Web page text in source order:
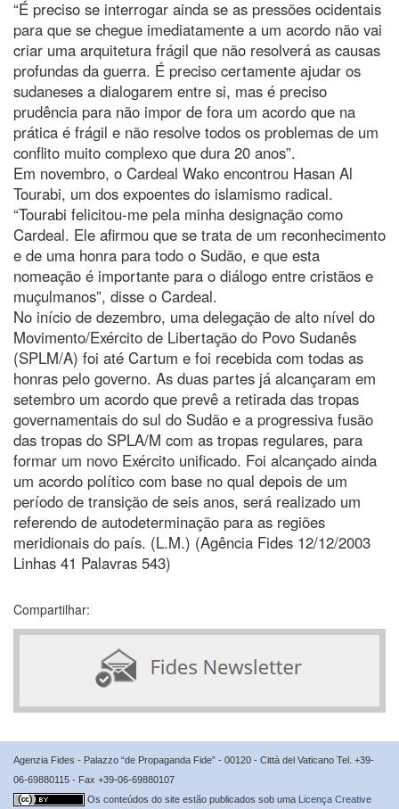
“É preciso se interrogar ainda se as pressões ocidentais
para que se chegue imediatamente a um acordo não vai
criar uma arquitetura frágil que não resolverá as causas
profundas da guerra. É preciso certamente ajudar os
sudaneses a dialogarem entre si, mas é preciso
prudência para não impor de fora um acordo que na
prática é frágil e não resolve todos os problemas de um
conflito muito complexo que dura 20 anos”.
Em novembro, o Cardeal Wako encontrou Hasan Al
Tourabi, um dos expoentes do islamismo radical.
“Tourabi felicitou-me pela minha designação como
Cardeal. Ele afirmou que se trata de um reconhecimento
e de uma honra para todo o Sudão, e que esta
nomeação é importante para o diálogo entre cristãos e
muçulmanos”, disse o Cardeal.
No início de dezembro, uma delegação de alto nível do
Movimento/Exército de Libertação do Povo Sudanês
(SPLM/A) foi até Cartum e foi recebida com todas as
honras pelo governo. As duas partes já alcançaram em
setembro um acordo que prevê a retirada das tropas
governamentais do sul do Sudão e a progressiva fusão
das tropas do SPLA/M com as tropas regulares, para
formar um novo Exército unificado. Foi alcançado ainda
um acordo político com base no qual depois de um
período de transição de seis anos, será realizado um
referendo de autodeterminação para as regiões
meridionais do país. (L.M.) (Agência Fides 12/12/2003
Linhas 41 Palavras 543)
Compartilhar:
Agenzia Fides - Palazzo “de Propaganda Fide” - 00120 - Città del Vaticano Tel. +39-
06-69880115 - Fax +39-06-69880107
Os conteúdos do site estão publicados sob uma Licença Creative